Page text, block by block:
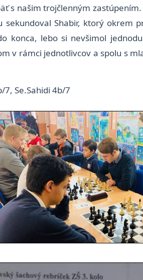
s našim trojčlenným
Shabir, ktorý okrem
lebo si nevšimol
v rámci jednotlivcov a spolu s
7, Se.Sahidi 4b/7